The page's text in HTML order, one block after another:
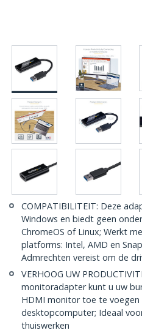
COMPATIBILITEIT: Deze
Windows en biedt geen
ChromeOS of Linux; Werkt
platforms: Intel, AMD en
Admrechten vereist om de
VERHOOG UW
monitoradapter kunt u uw
HDMI monitor toe te
desktopcomputer; Ideaal
thuiswerken